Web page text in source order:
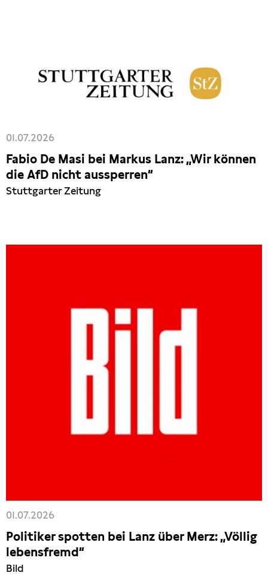
01.07.2026
Fabio De Masi bei Markus Lanz: „Wir können
die AfD nicht aussperren“
Stuttgarter Zeitung
01.07.2026
Politiker spotten bei Lanz über Merz: „Völlig
lebensfremd“
Bild